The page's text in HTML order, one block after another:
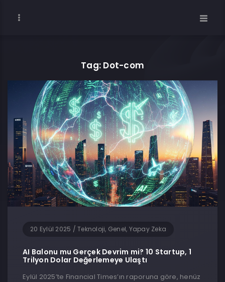
Tag: Dot-com
20 Eylül 2025 / Teknoloji, Genel, Yapay Zeka
AI Balonu mu Gerçek Devrim mi? 10 Startup, 1
Trilyon Dolar Değerlemeye Ulaştı
Eylül 2025’te Financial Times’ın raporuna göre, henüz